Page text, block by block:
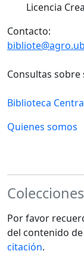
Licencia
Contacto:
Consultas sobre
Biblioteca
Quienes somos
Colecciones
Por favor
del contenido
citación.